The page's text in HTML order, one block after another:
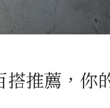
推薦，你